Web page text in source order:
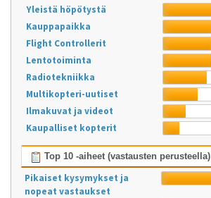
Yleistä höpötystä
Kauppapaikka
Flight Controllerit
Lentotoiminta
Radiotekniikka
Multikopteri-uutiset
Ilmakuvat ja videot
Kaupalliset kopterit
Top 10 -aiheet (vastausten perusteella)
Pikaiset kysymykset ja
nopeat vastaukset